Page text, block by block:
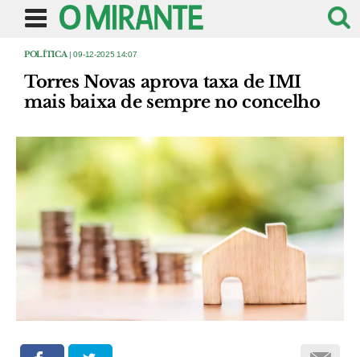
POLÍTICA | 09-12-2025 14:07
Torres Novas aprova taxa de IMI
mais baixa de sempre no concelho